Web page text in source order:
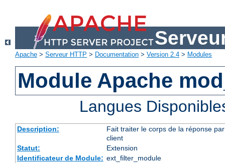
Apache > Serveur HTTP > Documentation > Version 2.4 > Modules
Module Apache
Langues
Description:
Fait traiter le corps de la réponse
client
Statut:
Extension
Identificateur de Module: ext_filter_module